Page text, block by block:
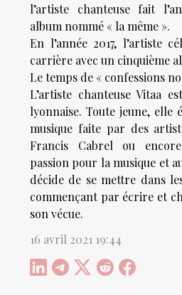
l’artiste chanteuse fait
album nommé « la même ».
En l’année 2017, l’artiste
carrière avec un cinquième
Le temps de « confessions
L’artiste chanteuse Vitaa
lyonnaise. Toute jeune, elle
musique faite par des
Francis Cabrel ou
passion pour la musique et
décide de se mettre dans
commençant par écrire et
son vécue.
16 avril 2021 19:44